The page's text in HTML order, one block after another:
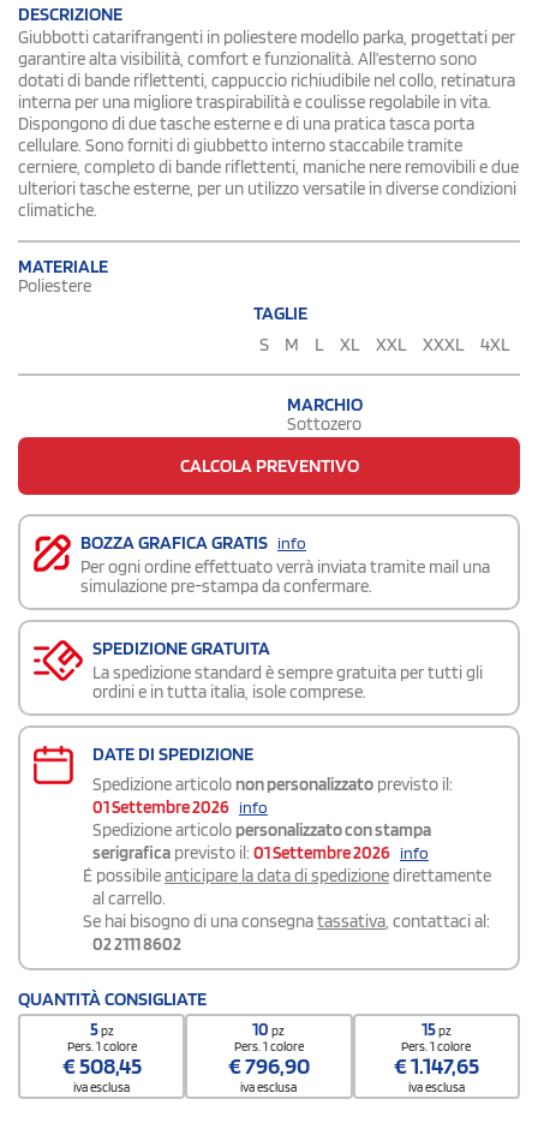
DESCRIZIONE
Giubbotti catarifrangenti in poliestere modello parka, progettati per
garantire alta visibilità, comfort e funzionalità. All’esterno sono
dotati di bande riflettenti, cappuccio richiudibile nel collo, retinatura
interna per una migliore traspirabilità e coulisse regolabile in vita.
Dispongono di due tasche esterne e di una pratica tasca porta
cellulare. Sono forniti di giubbetto interno staccabile tramite
cerniere, completo di bande riflettenti, maniche nere removibili e due
ulteriori tasche esterne, per un utilizzo versatile in diverse condizioni
climatiche.
MATERIALE
Poliestere
TAGLIE
S
M L XL XXL XXXL 4XL
MARCHIO
Sottozero
CALCOLA PREVENTIVO
BOZZA GRAFICA GRATIS info
Per ogni ordine effettuato verrà inviata tramite mail una
simulazione pre-stampa da confermare.
SPEDIZIONE GRATUITA
La spedizione standard è sempre gratuita per tutti gli
ordini e in tutta italia, isole comprese.
DATE DI SPEDIZIONE
Spedizione articolo non personalizzato previsto il:
01 Settembre 2026 info
Spedizione articolo personalizzato con stampa
serigrafica previsto il: 01 Settembre 2026 info
É possibileanticipare la data di spedizionedirettamente
al carrello.
Se hai bisogno di una consegnatassativa, contattaci al:
02 2111 8602
QUANTITÀ CONSIGLIATE
5pz
Pers. 1 colore
€508,45
iva esclusa
10pz
Pers. 1 colore
€796,90
iva esclusa
15pz
Pers. 1 colore
€1.147,65
iva esclusa